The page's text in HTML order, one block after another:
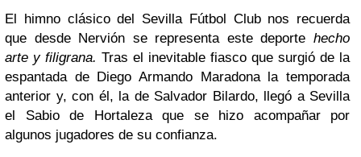
El himno clásico del Sevilla Fútbol Club nos recuerda
que desde Nervión se representa este deporte hecho
arte y filigrana. Tras el inevitable fiasco que surgió de la
espantada de Diego Armando Maradona la temporada
anterior y, con él, la de Salvador Bilardo, llegó a Sevilla
el Sabio de Hortaleza que se hizo acompañar por
algunos jugadores de su confianza.